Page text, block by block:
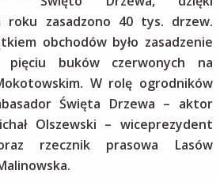
roku zasadzono 40 tys. drzew.
obchodów było zasadzenie
buków czerwonych na
W rolę ogrodników
Święta Drzewa – aktor
Olszewski – wiceprezydent
rzecznik prasowa Lasów